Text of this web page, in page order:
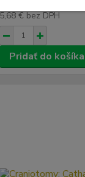
5,68 € bez DPH
Pridať do košíka